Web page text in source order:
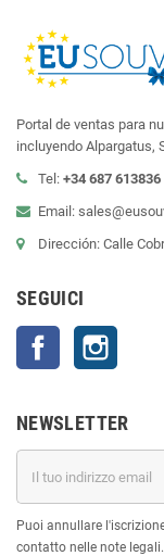
Portal de ventas para
incluyendo Alpargatus,
Tel: +34 687 613836
Email:
Dirección: Calle
SEGUICI
Facebook
NEWSLETTER
Puoi annullare
contatto nelle note legali.